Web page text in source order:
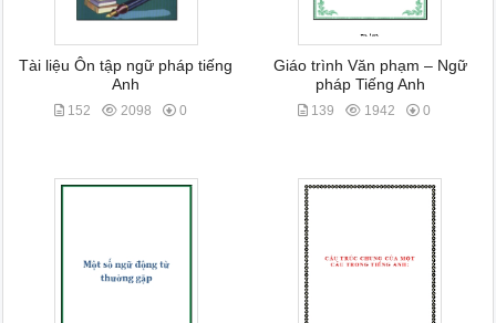
Tài liệu Ôn tập ngữ pháp tiếng
Anh
152 2098 0
Giáo trình Văn phạm – Ngữ
pháp Tiếng Anh
139 1942 0